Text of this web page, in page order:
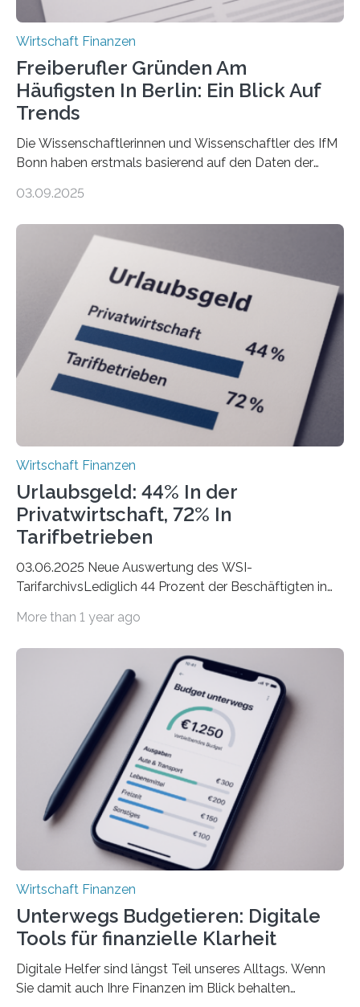
Wirtschaft Finanzen
Freiberufler Gründen Am
Häufigsten In Berlin: Ein Blick Auf
Trends
Die Wissenschaftlerinnen und Wissenschaftler des IfM
Bonn haben erstmals basierend auf den Daten der
Landkreise mit den meisten Gründungen von
ist demnach Berlin. Betrachtet man nur die Gründungen
der Freiberuflerinnen, so liegt Leipzig an der Spitze. In
Berlin starteten in 2024 die meisten Personen in eine
eigene freiberufliche Existenz, dahinter folgten die
Städte Hamburg, München und Köln. Betrachtet man
hingegen die Existenzgründungsintensität – die Anzahl
der freiberuflichen Gründungen je…
03.09.2025
Wirtschaft Finanzen
Urlaubsgeld: 44% In der
Privatwirtschaft, 72% In
Tarifbetrieben
03.06.2025 Neue Auswertung des WSI-
TarifarchivsLediglich 44 Prozent der Beschäftigten in
tarifgebundenen Betrieben ist der Anteil mit 72 Prozent
Unterkünfte fast überall deutlich teurer geworden. Für
viele Beschäftigte ist deshalb das zumeist im Juni oder
Juli ausgezahlte Urlaubsgeld ein wichtiger Faktor, um
sich den wohlverdienten Jahresurlaub leisten zu
können. Allerdings erhält mit 44 Prozent noch nicht
einmal die Hälfte aller Beschäftigten in der
Privatwirtschaft Urlaubsgeld. Zu diesem…
More than 1 year ago
Wirtschaft Finanzen
Unterwegs Budgetieren: Digitale
Tools für finanzielle Klarheit
Digitale Helfer sind längst Teil unseres Alltags. Wenn
Sie damit auch Ihre Finanzen im Blick behalten